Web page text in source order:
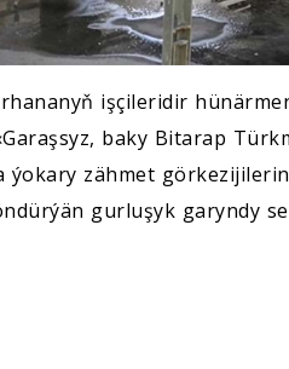
işçileridir
baky Bitarap
ýokary zähmet
gurluşyk garyndy